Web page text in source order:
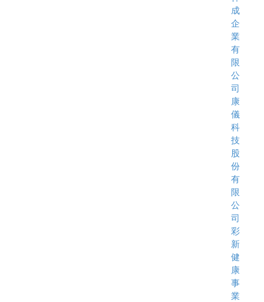
成
企
業
有
限
公
司
康
儀
科
技
股
份
有
限
公
司
彩
新
健
康
事
業